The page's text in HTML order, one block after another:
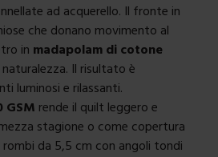
ad acquerello. Il fronte in
che donano movimento al
in madapolam di cotone
Il risultato è
luminosi e rilassanti.
GSM rende il quilt leggero e
stagione o come copertura
da 5,5 cm con angoli tondi